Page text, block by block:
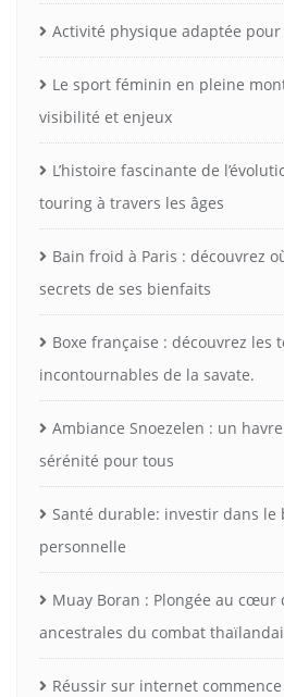
Activité physique adaptée pour
Le sport féminin en pleine
visibilité et enjeux
L’histoire fascinante de
touring à travers les âges
Bain froid à Paris : découvrez
secrets de ses bienfaits
Boxe française : découvrez les
incontournables de la savate.
Ambiance Snoezelen : un
sérénité pour tous
Santé durable: investir dans le
personnelle
Muay Boran : Plongée au cœur
ancestrales du combat
Réussir sur internet